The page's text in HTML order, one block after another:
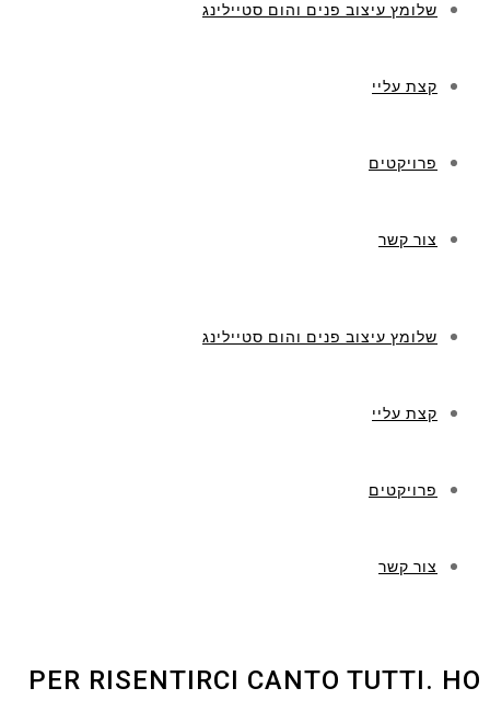
שלומץ עיצוב פנים והום סטיילינג
קצת עליי
פרויקטים
צור קשר
שלומץ עיצוב פנים והום סטיילינג
קצת עליי
פרויקטים
צור קשר
PER RISENTIRCI CANTO TUTTI. HO